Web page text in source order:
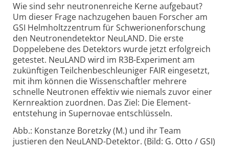
Wie sind sehr neutronenreiche Kerne aufgebaut?
Um dieser Frage nachzugehen bauen Forscher am
GSI Helmholtz­zentrum für Schwerionenforschung
den Neutronendetektor NeuLAND. Die erste
Doppelebene des Detektors wurde jetzt erfolgreich
getestet. NeuLAND wird im R3B-Experiment am
zukünftigen Teilchenbeschleuniger FAIR eingesetzt,
mit ihm können die Wissenschaftler mehrere
schnelle Neutronen effektiv wie niemals zuvor einer
Kernreaktion zuordnen. Das Ziel: Die Element­
entstehung in Supernovae entschlüsseln.
Abb.: Konstanze Boretzky (M.) und ihr Team
justieren den NeuLAND-Detektor. (Bild: G. Otto / GSI)